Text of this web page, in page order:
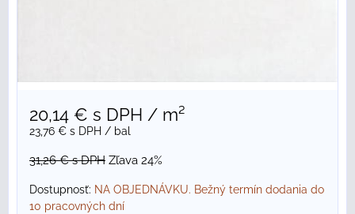
20,14 € s DPH / m²
23,76 € s DPH / bal
31,26 €s DPH Zľava 24%
Dostupnosť: NA OBJEDNÁVKU. Bežný termín dodania do
10 pracovných dní